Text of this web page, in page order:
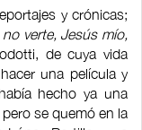
y crónicas;
verte, Jesús mío,
de cuya vida
una película y
hecho ya una
se quemó en la